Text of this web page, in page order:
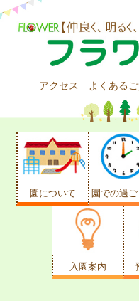
アクセス よくある
園について 園での過
入園案内